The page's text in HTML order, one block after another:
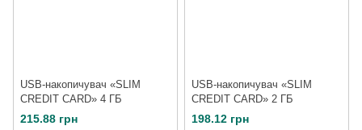
USB-накопичувач «SLIM
CREDIT CARD» 4 ГБ
215.88 грн
USB-накопичувач «SLIM
CREDIT CARD» 2 ГБ
198.12 грн